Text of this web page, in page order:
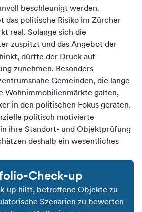
beschleunigt werden.
das politische Risiko im Zürcher
real. Solange sich die
zuspitzt und das Angebot der
dürfte der Druck auf
zunehmen. Besonders
Gemeinden, die lange
Wohnimmobilienmärkte galten,
in den politischen Fokus geraten.
politisch motivierte
ihre Standort- und Objektprüfung
deshalb ein wesentliches
Check-up
up hilft, betroffene Objekte zu
Szenarien zu bewerten